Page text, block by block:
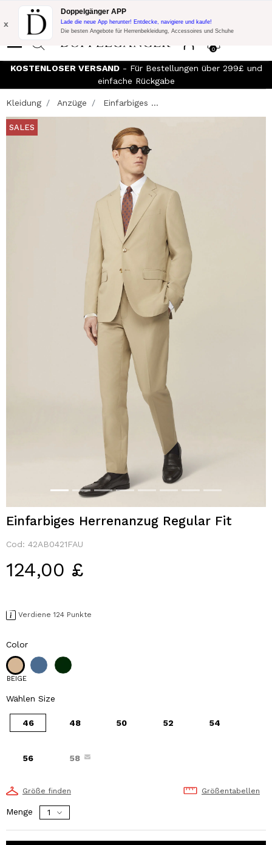
Blitzangebot:
10% Extra-Rabatt auf 300£ Einkauf mit Code:
DOPPEL300
0
x
Doppelgänger APP
Lade die neue App herunter! Entdecke, navigiere und kaufe!
Die besten Angebote für Herrenbekleidung, Accessoires und Schuhe
KOSTENLOSER VERSAND- Für Bestellungen über 299£ und
einfache Rückgabe
Kleidung Anzüge Einfarbiges ...
SALES
Einfarbiges Herrenanzug Regular Fit
Cod: 42AB0421FAU
124,00 £
Verdiene 124 Punkte
Color
BEIGE
Wählen Size
46 48 50 52 54
56 58
Größe finden Größentabellen
Menge